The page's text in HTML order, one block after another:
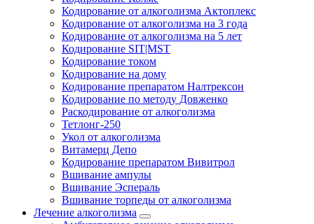
Кодирование от алкоголизма Актоплекс
Кодирование от алкоголизма на 3 года
Кодирование от алкоголизма на 5 лет
Кодирование SIT|MST
Кодирование током
Кодирование на дому
Кодирование препаратом Налтрексон
Кодирование по методу Довженко
Раскодирование от алкоголизма
Тетлонг-250
Укол от алкоголизма
Витамерц Депо
Кодирование препаратом Вивитрол
Вшивание ампулы
Вшивание Эспераль
Вшивание торпеды от алкоголизма
Лечение алкоголизма